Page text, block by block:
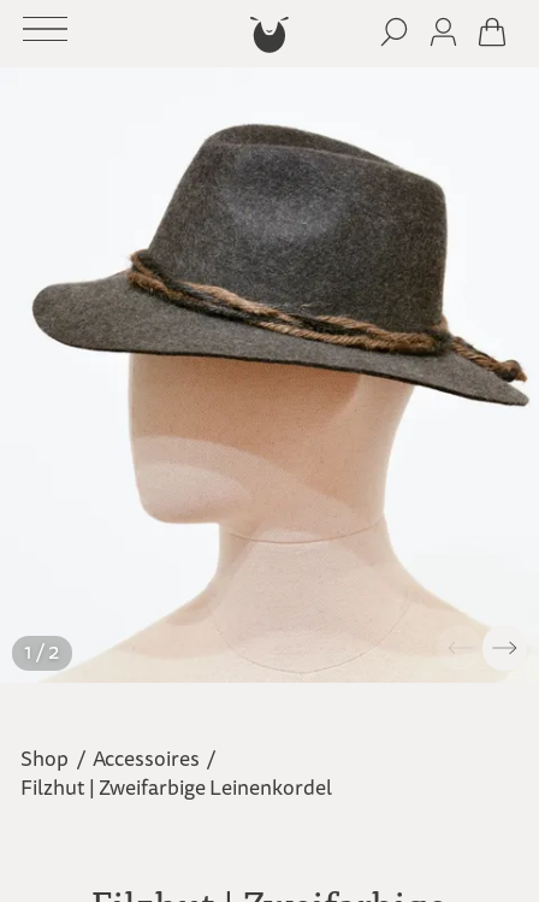
1 / 2
Shop / Accessoires /
Filzhut | Zweifarbige Leinenkordel